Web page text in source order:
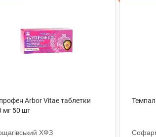
Arbor Vitae таблетки
мг 50 шт
ХФЗ